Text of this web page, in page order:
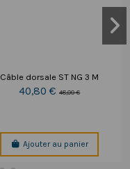
Câble dorsale ST NG 3 M
40,80 €48,00 €
Ajouter au panier